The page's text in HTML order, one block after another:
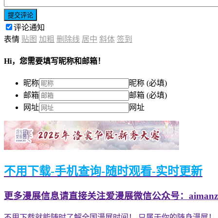
提交评论
评论通知
表情 贴图 加粗 删除线 居中 斜体 签到
Hi，您需要填写昵称和邮箱！
昵称
昵称 (必填)
邮箱
邮箱 (必填)
网址
网址
不用下载-手机查询-随时观看-实时更新
更多漫展信息请直接关注爱漫展微信公众号：